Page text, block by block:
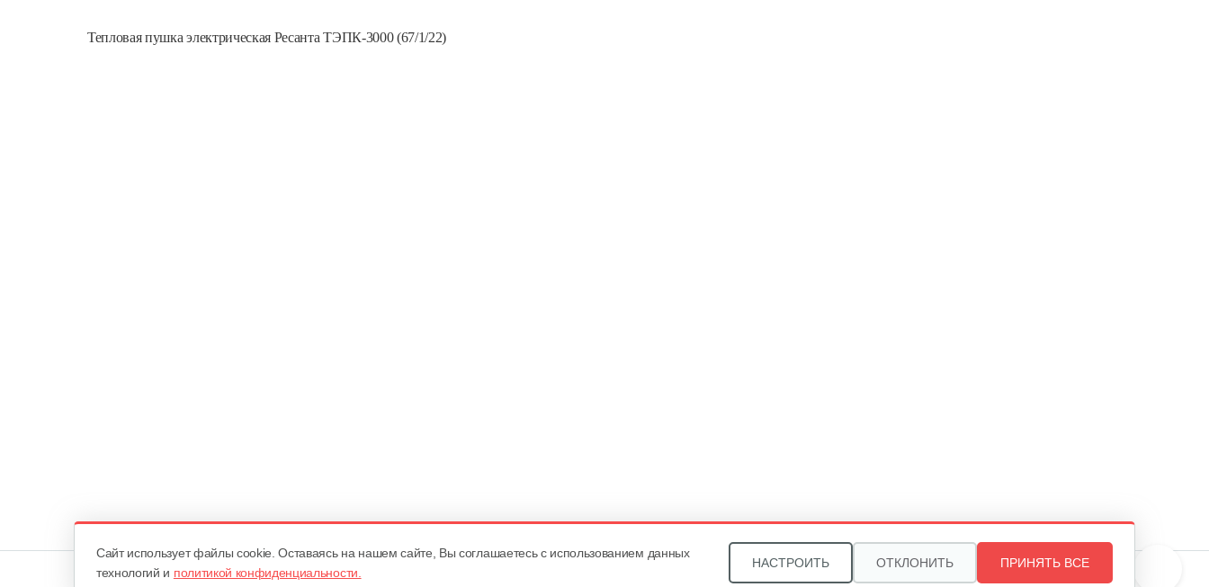
Тепловая пушка электрическая Ресанта ТЭПК-3000 (67/1/22)
Звоните, и мы поможем подобрать идеальный вариант
Cайт использует файлы cookie. Оставаясь на нашем сайте, Вы соглашаетесь с использованием данных
технологий и политикой конфиденциальности.
НАСТРОИТЬ ОТКЛОНИТЬ ПРИНЯТЬ ВСЕ